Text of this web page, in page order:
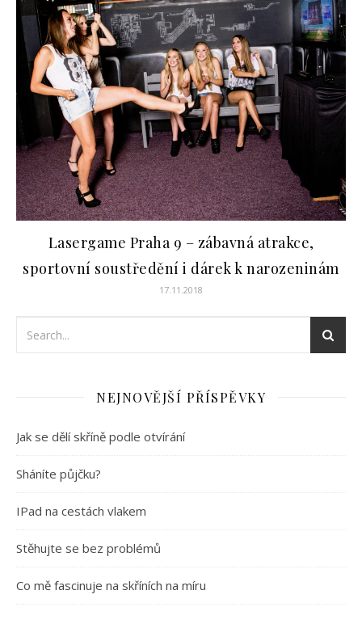
Lasergame Praha 9 – zábavná atrakce,
sportovní soustředění i dárek k narozeninám
17.11.2018
NEJNOVĚJŠÍ PŘÍSPĚVKY
Jak se dělí skříně podle otvírání
Sháníte půjčku?
IPad na cestách vlakem
Stěhujte se bez problémů
Co mě fascinuje na skříních na míru